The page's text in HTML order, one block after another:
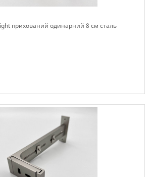
прихований одинарний 8 см сталь